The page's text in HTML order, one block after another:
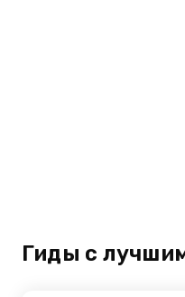
Гиды с